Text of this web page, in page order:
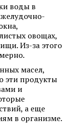
воды в
овощах,
Из-за этого
масел,
эти продукты
и
а еще
в организме.